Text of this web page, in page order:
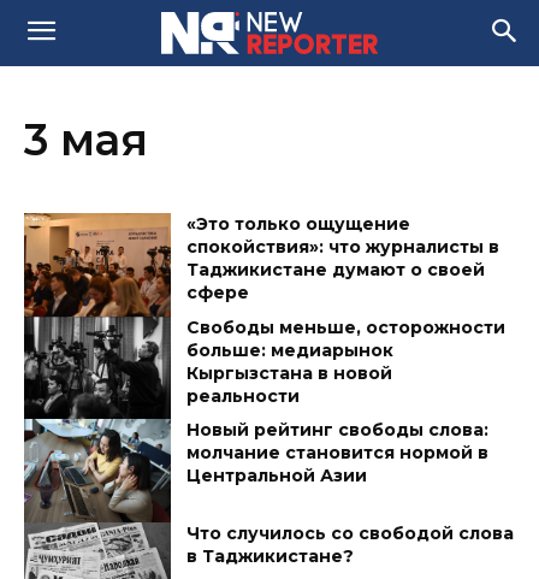
3 мая
«Это только ощущение
спокойствия»: что журналисты в
Таджикистане думают о своей
сфере
Свободы меньше, осторожности
больше: медиарынок
Кыргызстана в новой
реальности
Новый рейтинг свободы слова:
молчание становится нормой в
Центральной Азии
Что случилось со свободой слова
в Таджикистане?